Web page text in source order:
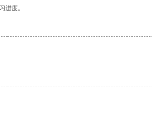
进度。